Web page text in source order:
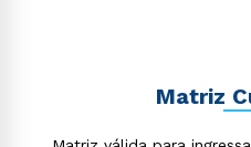
Matriz